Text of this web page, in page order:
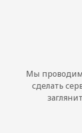
Мы проводим
сделать